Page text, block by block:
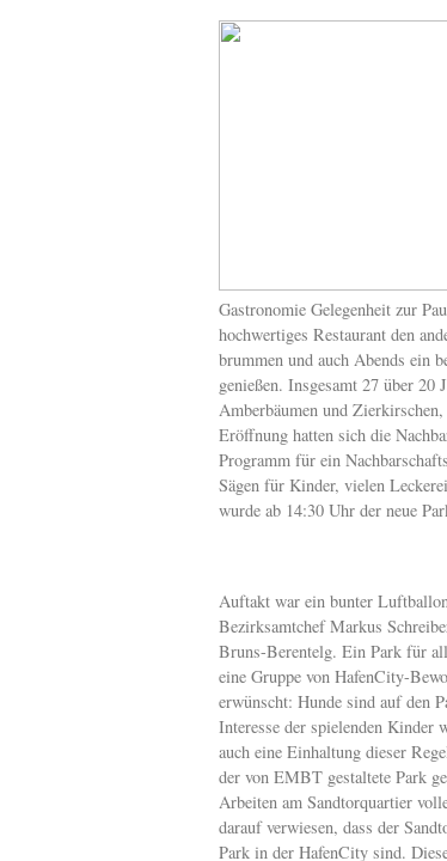
Gastronomie Gelegenheit zur
hochwertiges Restaurant den
brummen und auch Abends ein
genießen. Insgesamt 27 über 20
Amberbäumen und
Eröffnung hatten sich die
Programm für ein
Sägen für Kinder, vielen
wurde ab 14:30 Uhr der neue
Auftakt war ein bunter
Bezirksamtchef Markus
Bruns-Berentelg. Ein Park für
eine Gruppe von HafenCity-
erwünscht: Hunde sind auf den
Interesse der spielenden Kinder
auch eine Einhaltung dieser
der von EMBT gestaltete Park
Arbeiten am Sandtorquartier
darauf verwiesen, dass der
Park in der HafenCity sind.